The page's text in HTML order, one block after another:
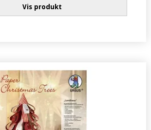
Vis produkt